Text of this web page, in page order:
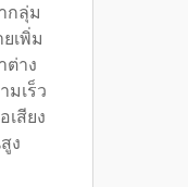
กลุ่ม
เพิ่ม
ต่าง
เร็ว
สียง
ง